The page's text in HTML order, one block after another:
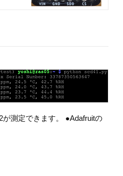
測定できます。 ●Adafruitの